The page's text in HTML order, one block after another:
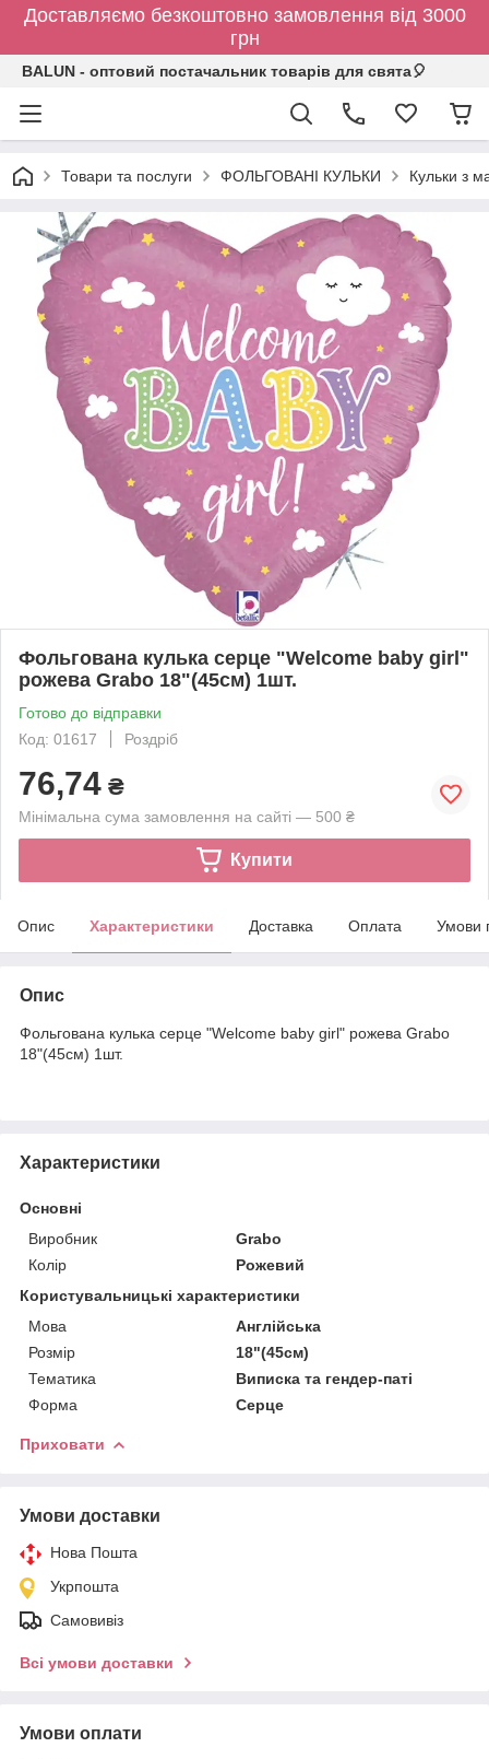
Доставляємо безкоштовно замовлення від 3000
грн
BALUN - оптовий постачальник товарів для свята🎈
Товари та послуги ФОЛЬГОВАНІ КУЛЬКИ Кульки з
Фольгована кулька серце "Welcome baby girl"
рожева Grabo 18"(45см) 1шт.
Готово до відправки
Код: 01617
Роздріб
76,74 ₴
Мінімальна сума замовлення на сайті — 500 ₴
Купити
Опис Характеристики Доставка Оплата Умови
Опис
Фольгована кулька серце "Welcome baby girl" рожева Grabo
18"(45см) 1шт.
Характеристики
Основні
Виробник
Grabo
Колір
Рожевий
Користувальницькі характеристики
Мова
Англійська
Розмір
18"(45см)
Тематика
Виписка та гендер-паті
Форма
Серце
Приховати
Умови доставки
Нова Пошта
Укрпошта
Самовивіз
Всі умови доставки
Умови оплати